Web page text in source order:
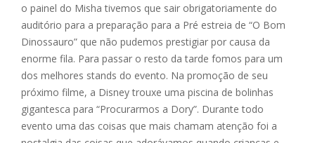
o painel do Misha tivemos que sair obrigatoriamente do
auditório para a preparação para a Pré estreia de “O Bom
Dinossauro” que não pudemos prestigiar por causa da
enorme fila. Para passar o resto da tarde fomos para um
dos melhores stands do evento. Na promoção de seu
próximo filme, a Disney trouxe uma piscina de bolinhas
gigantesca para “Procurarmos a Dory”. Durante todo
evento uma das coisas que mais chamam atenção foi a